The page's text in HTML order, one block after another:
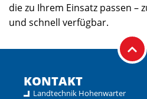
die zu Ihrem Einsatz passen –
und schnell verfügbar.
KONTAKT
Landtechnik Hohenwarter